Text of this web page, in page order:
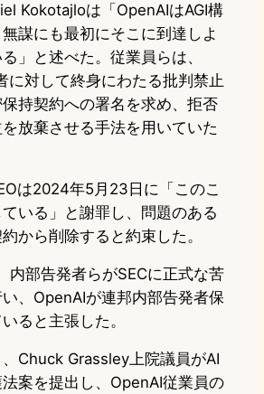
Kokotajloは「OpenAIはAGI構
謀にも最初にそこに到達しよ
」と述べた。従業員らは、
に対して終身にわたる批判禁止
持契約への署名を求め、拒否
放棄させる手法を用いていた
は2024年5月23日に「このこ
いる」と謝罪し、問題のある
から削除すると約束した。
内部告発者らがSECに正式な苦
、OpenAIが連邦内部告発者保
ると主張した。
Chuck Grassley上院議員がAI
案を提出し、OpenAI従業員の